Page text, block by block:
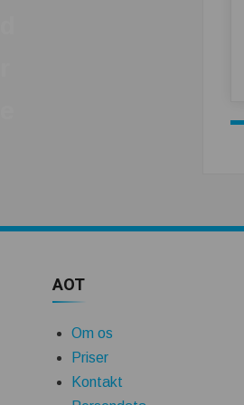
AOT
Om os
Priser
Kontakt